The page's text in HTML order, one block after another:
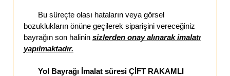
Bu süreçte olası hataların veya görsel
bozuklukların önüne geçilerek siparişini vereceğiniz
bayrağın son halinin sizlerden onay alınarak imalatı
yapılmaktadır.
Yol Bayrağı İmalat süresi ÇİFT RAKAMLI